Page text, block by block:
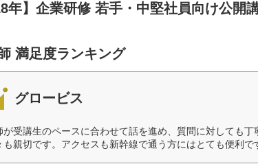
年】企業研修 若手・中堅社員向け公開
満足度ランキング
グロービス
が受講生のペースに合わせて話を進め、質問に対しても
も親切です。アクセスも新幹線で通う方にはとても便利で